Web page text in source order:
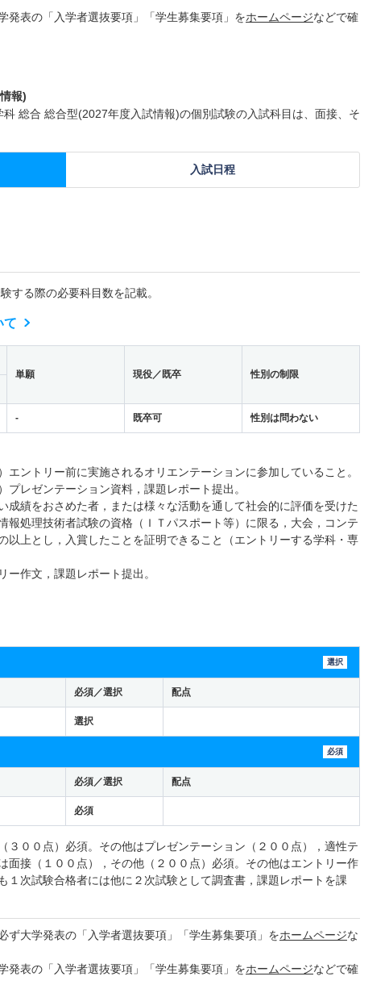
表の「入学者選抜要項」「学生募集要項」をホームページなどで確
報)
総合 総合型(2027年度入試情報)の個別試験の入試科目は、面接、そ
入試日程
する際の必要科目数を記載。
て
単願
現役／既卒
性別の制限
- 既卒可 性別は問わない
エントリー前に実施されるオリエンテーションに参加していること。
プレゼンテーション資料，課題レポート提出。
成績をおさめた者，または様々な活動を通して社会的に評価を受けた
報処理技術者試験の資格（ＩＴパスポート等）に限る，大会，コンテ
以上とし，入賞したことを証明できること（エントリーする学科・専
ー作文，課題レポート提出。
選択
必須／選択 配点
選択
必須
必須／選択 配点
必須
００点）必須。その他はプレゼンテーション（２００点），適性テ
面接（１００点），その他（２００点）必須。その他はエントリー作
１次試験合格者には他に２次試験として調査書，課題レポートを課
大学発表の「入学者選抜要項」「学生募集要項」をホームページな
表の「入学者選抜要項」「学生募集要項」をホームページなどで確